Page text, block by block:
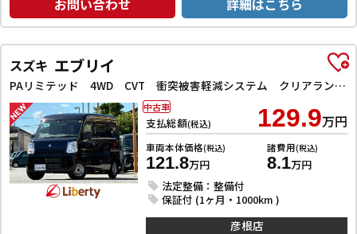
お問い合わせ 詳細はこちら
スズキ エブリイ
PAリミテッド 4WD CVT 衝突被害軽減システム クリアランスソナー レーンアシスト 両側スライドドア キーレスエントリー アイドリングストップ ESC エアコン パワーステアリング パワーウィンドウ
支払総額(税込) 129.9万円
車両本体価格(税込)
121.8万円
諸費用(税込)
8.1万円
法定整備：整備付
保証付 (1ヶ月・1000km )
中古車
彦根店